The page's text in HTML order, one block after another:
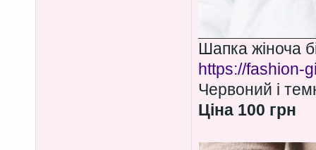
Шапка жіноча
https://fashion-
Червоний і
Ціна 100 грн